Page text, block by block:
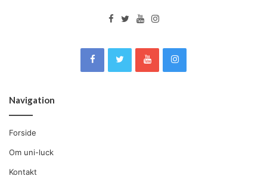
Navigation
Forside
Om uni-luck
Kontakt